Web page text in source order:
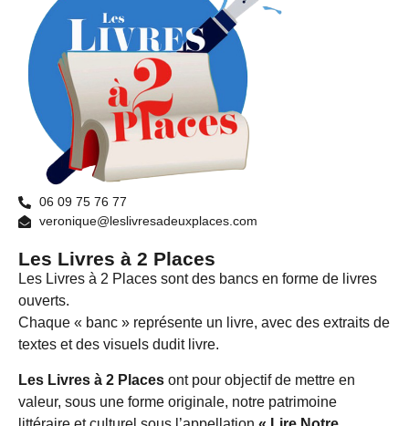
06 09 75 76 77
veronique@leslivresadeuxplaces.com
Les Livres à 2 Places
Les Livres à 2 Places sont des bancs en forme de livres
ouverts.
Chaque « banc » représente un livre, avec des extraits de
textes et des visuels dudit livre.
Les Livres à 2 Places ont pour objectif de mettre en
valeur, sous une forme originale, notre patrimoine